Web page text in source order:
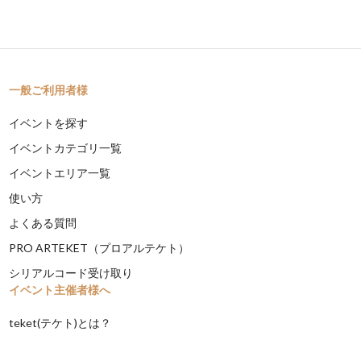
一般ご利用者様
イベントを探す
イベントカテゴリ一覧
イベントエリア一覧
使い方
よくある質問
PRO ARTEKET（プロアルテケト）
シリアルコード受け取り
イベント主催者様へ
teket(テケト)とは？